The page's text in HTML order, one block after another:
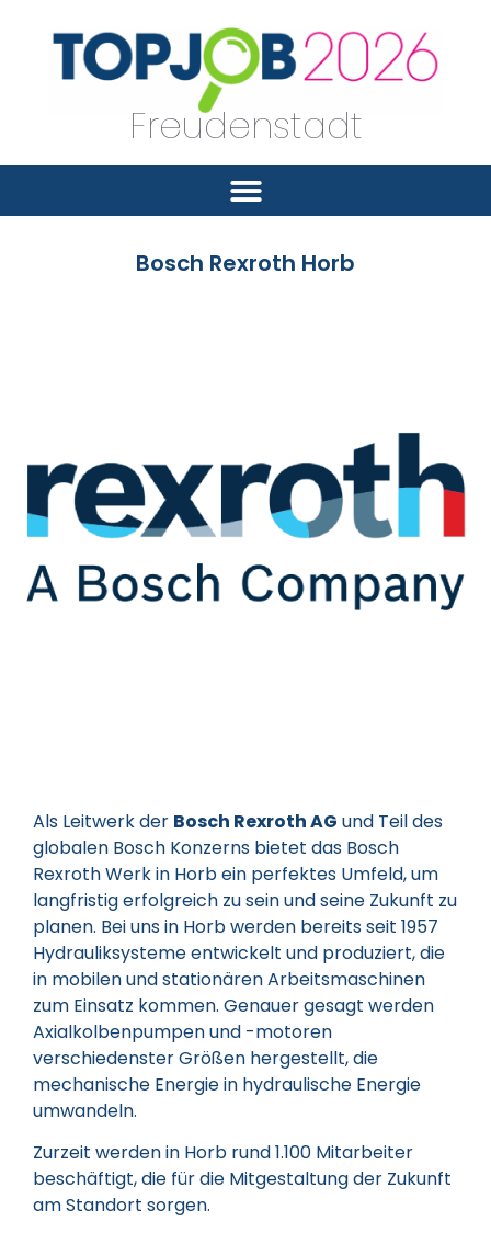
Freudenstadt
Bosch Rexroth Horb
Als Leitwerk der Bosch Rexroth AG und Teil des
globalen Bosch Konzerns bietet das Bosch
Rexroth Werk in Horb ein perfektes Umfeld, um
langfristig erfolgreich zu sein und seine Zukunft zu
planen. Bei uns in Horb werden bereits seit 1957
Hydrauliksysteme entwickelt und produziert, die
in mobilen und stationären Arbeitsmaschinen
zum Einsatz kommen. Genauer gesagt werden
Axialkolbenpumpen und -motoren
verschiedenster Größen hergestellt, die
mechanische Energie in hydraulische Energie
umwandeln.
Zurzeit werden in Horb rund 1.100 Mitarbeiter
beschäftigt, die für die Mitgestaltung der Zukunft
am Standort sorgen.